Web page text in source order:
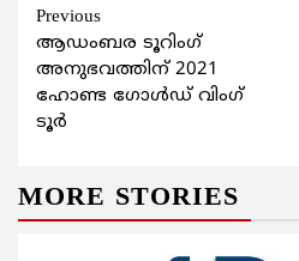
Continue
Reading
Previous
ആഡംബര ടൂറിംഗ്
അനുഭവത്തിന് 2021
ഹോണ്ട ഗോള്‍ഡ് വിംഗ്
ടൂര്‍
MORE STORIES